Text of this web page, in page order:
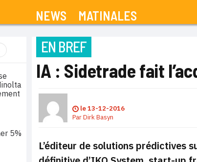
NEWS MATINALES
EN BREF
IA : Sidetrade fait
le13-12-2016
ParDirk Basyn
L’éditeur de solutions prédictives
5%